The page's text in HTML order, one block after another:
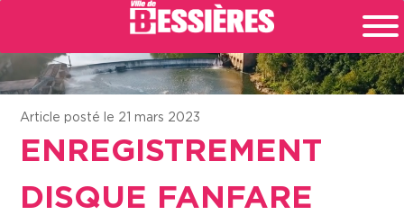
Article posté le 21 mars 2023
ENREGISTREMENT
DISQUE FANFARE